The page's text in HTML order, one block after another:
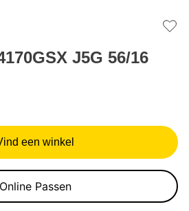
J5G 56/16
een winkel
Online Passen